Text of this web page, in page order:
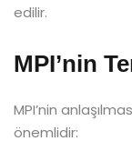
edilir.
MPI’nin
MPI’nin
önemlidir: